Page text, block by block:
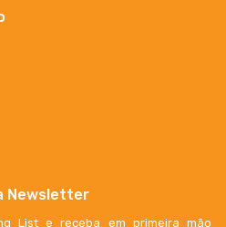
Newsletter
List e receba em primeira mão